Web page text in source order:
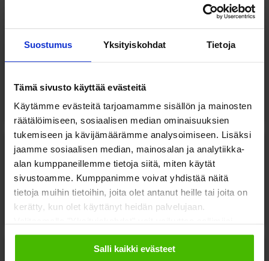
Suostumus Yksityiskohdat Tietoja
Tämä sivusto käyttää evästeitä
Käytämme evästeitä tarjoamamme sisällön ja mainosten
räätälöimiseen, sosiaalisen median ominaisuuksien
tukemiseen ja kävijämäärämme analysoimiseen. Lisäksi
jaamme sosiaalisen median, mainosalan ja analytiikka-
alan kumppaneillemme tietoja siitä, miten käytät
sivustoamme. Kumppanimme voivat yhdistää näitä
tietoja muihin tietoihin, joita olet antanut heille tai joita on
kerätty, kun olet käyttänyt heidän palvelujaan.
evästeisiin.
Salli kaikki evästeet
Poliisin puheenvuoro – Miten me kaikki voisimme toimia
Pekka Heikkinen,
poliisitarkastaja, Poliisihallitus,
(pdf)
10:30
Keskustelu